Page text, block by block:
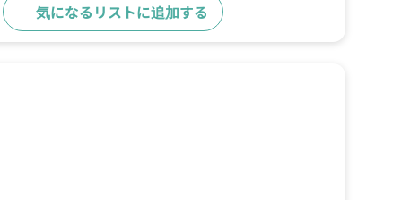
気になるリストに追加する